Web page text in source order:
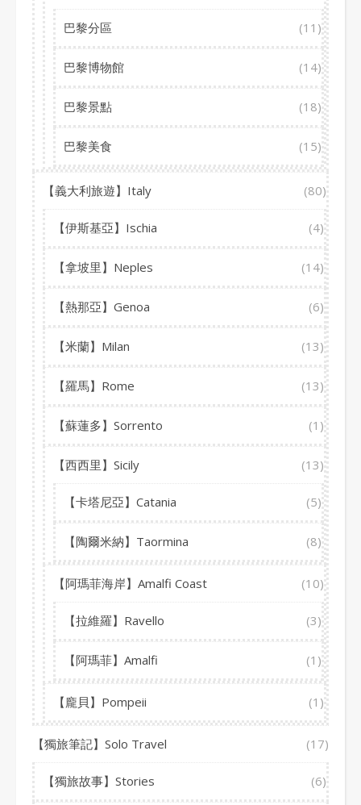
巴黎分區 (11)
巴黎博物館 (14)
巴黎景點 (18)
巴黎美食 (15)
【義大利旅遊】Italy (80)
【伊斯基亞】Ischia (4)
【拿坡里】Neples (14)
【熱那亞】Genoa (6)
【米蘭】Milan (13)
【羅馬】Rome (13)
【蘇蓮多】Sorrento (1)
【西西里】Sicily (13)
【卡塔尼亞】Catania (5)
【陶爾米納】Taormina (8)
【阿瑪菲海岸】Amalfi Coast (10)
【拉維羅】Ravello (3)
【阿瑪菲】Amalfi (1)
【龐貝】Pompeii (1)
【獨旅筆記】Solo Travel (17)
【獨旅故事】Stories (6)